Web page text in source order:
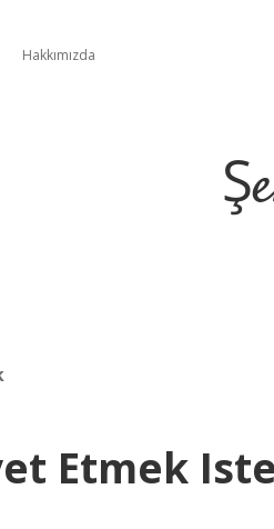
Hakkımızda
Etmek